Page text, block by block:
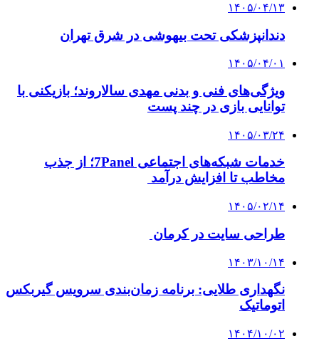
۱۴۰۵/۰۴/۱۳
دندانپزشکی تحت بیهوشی در شرق تهران
۱۴۰۵/۰۴/۰۱
ویژگی‌های فنی و بدنی مهدی سالاروند؛ بازیکنی با
توانایی بازی در چند پست
۱۴۰۵/۰۳/۲۴
خدمات شبکه‌های اجتماعی 7Panel؛ از جذب
مخاطب تا افزایش درآمد
۱۴۰۵/۰۲/۱۴
طراحی سایت در کرمان
۱۴۰۳/۱۰/۱۴
نگهداری طلایی: برنامه زمان‌بندی سرویس گیربکس
اتوماتیک
۱۴۰۴/۱۰/۰۲